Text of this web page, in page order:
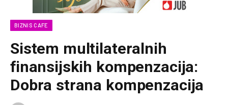
BIZNIS CAFE
Sistem multilateralnih
finansijskih kompenzacija:
Dobra strana kompenzacija